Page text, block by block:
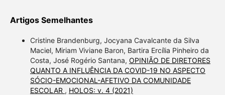
Artigos Semelhantes
Cristine Brandenburg, Jocyana Cavalcante da Silva
Maciel, Miriam Viviane Baron, Bartira Ercília Pinheiro da
Costa, José Rogério Santana, OPINIÃO DE DIRETORES
QUANTO A INFLUÊNCIA DA COVID-19 NO ASPECTO
SÓCIO-EMOCIONAL-AFETIVO DA COMUNIDADE
ESCOLAR , HOLOS: v. 4 (2021)